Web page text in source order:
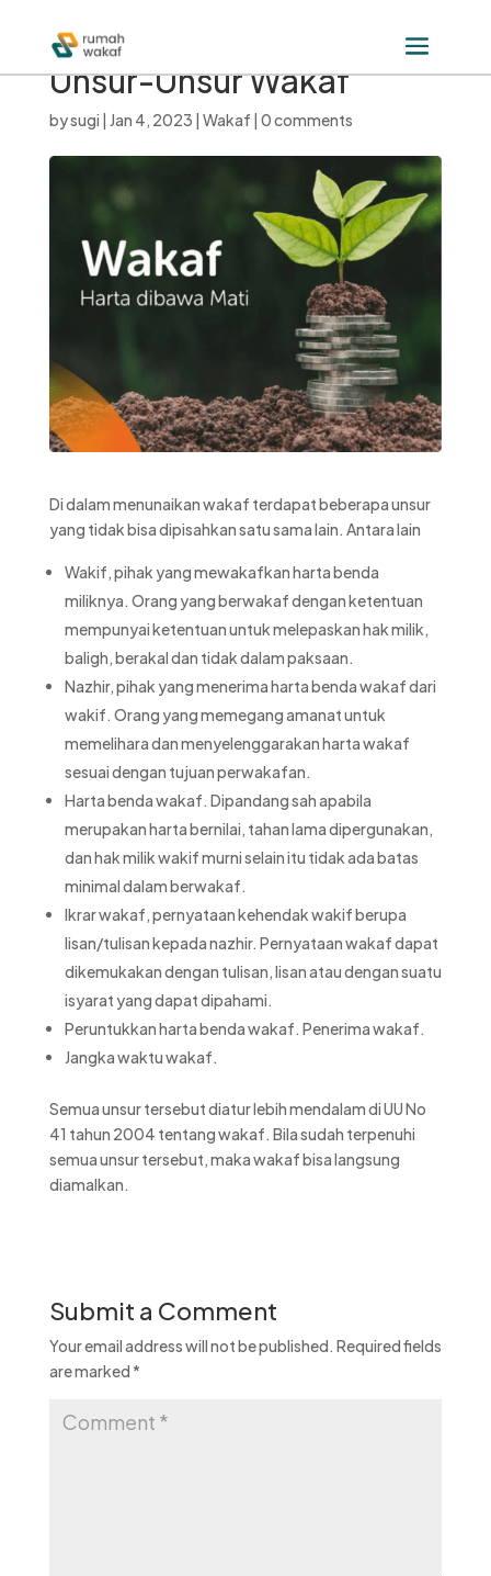
Unsur-Unsur Wakaf
bysugi | Jan 4, 2023 | Wakaf | 0 comments
Di dalam menunaikan wakaf terdapat beberapa unsur
yang tidak bisa dipisahkan satu sama lain. Antara lain
Wakif, pihak yang mewakafkan harta benda
miliknya. Orang yang berwakaf dengan ketentuan
mempunyai ketentuan untuk melepaskan hak milik,
baligh, berakal dan tidak dalam paksaan.
Nazhir, pihak yang menerima harta benda wakaf dari
wakif. Orang yang memegang amanat untuk
memelihara dan menyelenggarakan harta wakaf
sesuai dengan tujuan perwakafan.
Harta benda wakaf. Dipandang sah apabila
merupakan harta bernilai, tahan lama dipergunakan,
dan hak milik wakif murni selain itu tidak ada batas
minimal dalam berwakaf.
Ikrar wakaf, pernyataan kehendak wakif berupa
lisan/tulisan kepada nazhir. Pernyataan wakaf dapat
dikemukakan dengan tulisan, lisan atau dengan suatu
isyarat yang dapat dipahami.
Peruntukkan harta benda wakaf. Penerima wakaf.
Jangka waktu wakaf.
Semua unsur tersebut diatur lebih mendalam di UU No
41 tahun 2004 tentang wakaf. Bila sudah terpenuhi
semua unsur tersebut, maka wakaf bisa langsung
diamalkan.
Submit a Comment
Your email address will not be published. Required fields
are marked*